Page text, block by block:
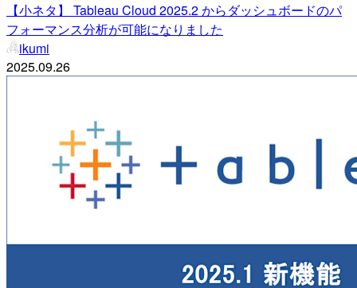
【小ネタ】 Tableau Cloud 2025.2 からダッシュボードのパ
フォーマンス分析が可能になりました
ikumi
2025.09.26